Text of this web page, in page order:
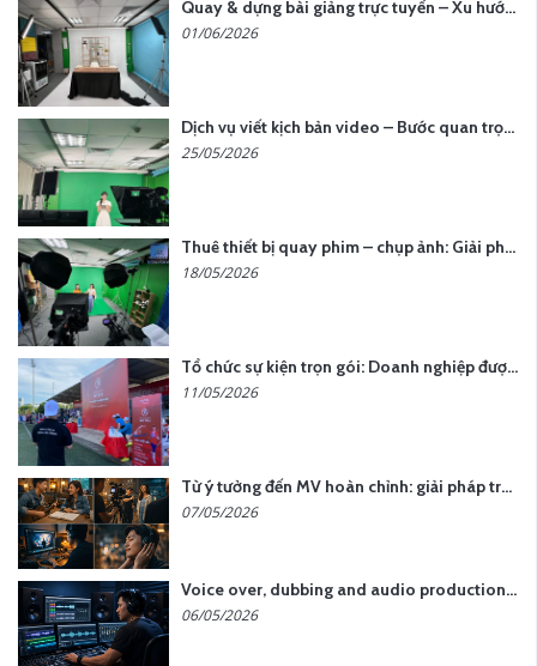
Quay & dựng bài giảng trực tuyến – Xu hướng đào tạo thời đại số
01/06/2026
Dịch vụ viết kịch bản video – Bước quan trọng quyết định thành công nội dung
25/05/2026
Thuê thiết bị quay phim – chụp ảnh: Giải pháp tối ưu chi phí cho doanh nghiệp
18/05/2026
Tổ chức sự kiện trọn gói: Doanh nghiệp được gì khi chọn đơn vị chuyên nghiệp?
11/05/2026
Từ ý tưởng đến MV hoàn chỉnh: giải pháp trọn gói tại YCN Media
07/05/2026
Voice over, dubbing and audio production services in Vietnam for global content
06/05/2026